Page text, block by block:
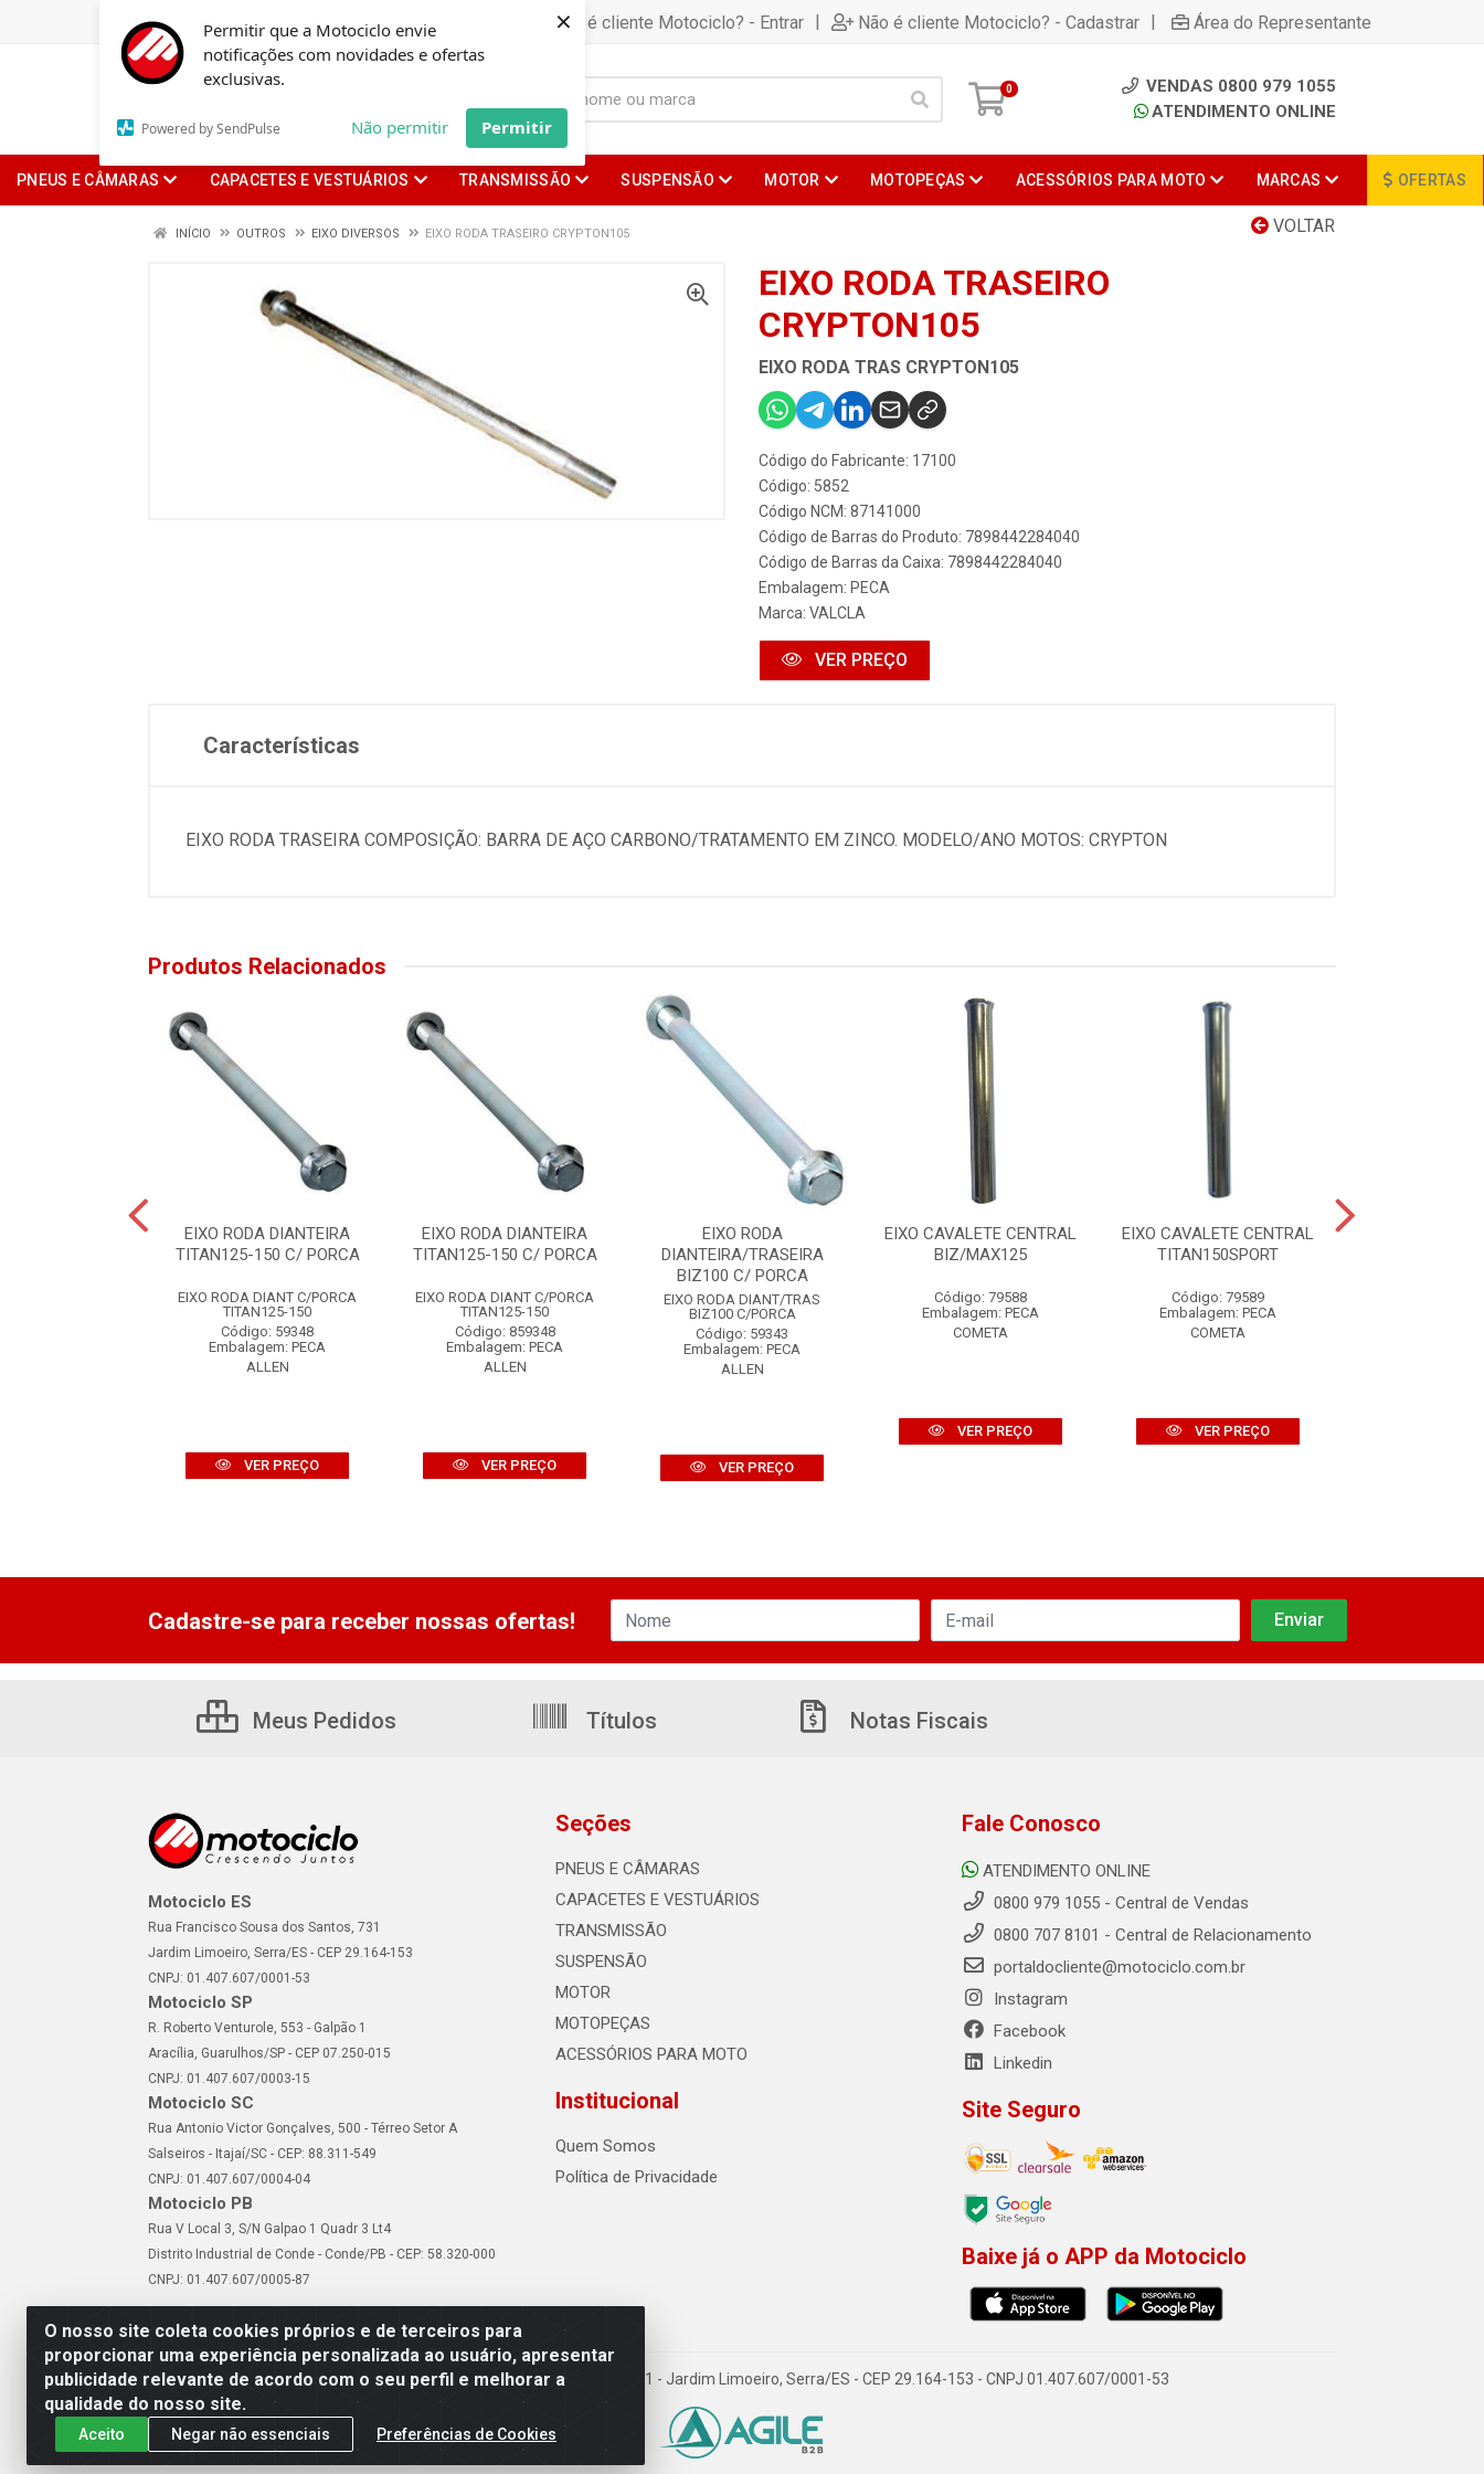
Permitir que a Motociclo envie
notificações com novidades e ofertas
exclusivas.
Powered by SendPulse Não permitir Permitir
×Já é cliente Motociclo? - Entrar | Não é cliente Motociclo? - Cadastrar | Área do Representante
0
VENDAS 0800 979 1055
ATENDIMENTO ONLINE
PNEUS E CÂMARAS CAPACETES E VESTUÁRIOS TRANSMISSÃO SUSPENSÃO MOTOR MOTOPEÇAS ACESSÓRIOS PARA MOTO MARCAS OFERTAS
VOLTAR
INÍCIO OUTROS EIXO DIVERSOS EIXO RODA TRASEIRO CRYPTON105
EIXO RODA TRASEIRO
CRYPTON105
EIXO RODA TRAS CRYPTON105
Código do Fabricante: 17100
Código: 5852
Código NCM: 87141000
Código de Barras do Produto: 7898442284040
Código de Barras da Caixa: 7898442284040
Embalagem: PECA
Marca: VALCLA
VER PREÇO
Características
EIXO RODA TRASEIRA COMPOSIÇÃO: BARRA DE AÇO CARBONO/TRATAMENTO EM ZINCO. MODELO/ANO MOTOS: CRYPTON
Produtos Relacionados
EIXO RODA DIANTEIRA
TITAN125-150 C/ PORCA
EIXO RODA DIANT C/PORCA
TITAN125-150
Código: 59348
Embalagem: PECA
ALLEN
VER PREÇO
EIXO RODA DIANTEIRA
TITAN125-150 C/ PORCA
EIXO RODA DIANT C/PORCA
TITAN125-150
Código: 859348
Embalagem: PECA
ALLEN
VER PREÇO
EIXO RODA
DIANTEIRA/TRASEIRA
BIZ100 C/ PORCA
EIXO RODA DIANT/TRAS
BIZ100 C/PORCA
Código: 59343
Embalagem: PECA
ALLEN
VER PREÇO
EIXO CAVALETE CENTRAL
BIZ/MAX125
Código: 79588
Embalagem: PECA
COMETA
VER PREÇO
EIXO CAVALETE CENTRAL
TITAN150SPORT
Código: 79589
Embalagem: PECA
COMETA
VER PREÇO
O nosso site coleta cookies próprios e de terceiros para
proporcionar uma experiência personalizada ao usuário, apresentar
publicidade relevante de acordo com o seu perfil e melhorar a
qualidade do nosso site.
Aceito Negar não essenciais Preferências de Cookies
Cadastre-se para receber nossas ofertas!
Meus Pedidos Títulos Notas Fiscais
Motociclo ES
Rua Francisco Sousa dos Santos, 731
Jardim Limoeiro, Serra/ES - CEP 29.164-153
CNPJ: 01.407.607/0001-53
Motociclo SP
R. Roberto Venturole, 553 - Galpão 1
Aracília, Guarulhos/SP - CEP 07.250-015
CNPJ: 01.407.607/0003-15
Motociclo SC
Rua Antonio Victor Gonçalves, 500 - Térreo Setor A
Salseiros - Itajaí/SC - CEP: 88.311-549
CNPJ: 01.407.607/0004-04
Motociclo PB
Rua V Local 3, S/N Galpao 1 Quadr 3 Lt4
Distrito Industrial de Conde - Conde/PB - CEP: 58.320-000
CNPJ: 01.407.607/0005-87
Seções
PNEUS E CÂMARAS
CAPACETES E VESTUÁRIOS
TRANSMISSÃO
SUSPENSÃO
MOTOR
MOTOPEÇAS
ACESSÓRIOS PARA MOTO
Institucional
Quem Somos
Política de Privacidade
Fale Conosco
ATENDIMENTO ONLINE
0800 979 1055 - Central de Vendas
0800 707 8101 - Central de Relacionamento
portaldocliente@motociclo.com.br
Instagram
Facebook
Linkedin
Site Seguro
Baixe já o APP da Motociclo
Motociclo - Rua Francisco Sousa dos Santos, 731 - Jardim Limoeiro, Serra/ES - CEP 29.164-153 - CNPJ 01.407.607/0001-53